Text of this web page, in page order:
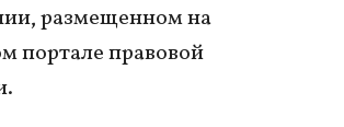
размещенном на
портале правовой